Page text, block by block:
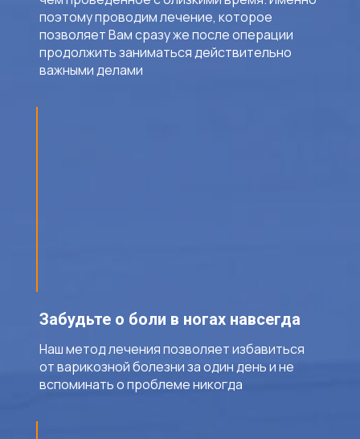
Забудьте о боли в ногах навсегда
Наш метод лечения позволяет избавиться
от варикозной болезни за один день и не
вспоминать о проблеме никогда
поэтому проводим лечение, которое
позволяет Вам сразу же после операции
продолжить заниматься действительно
важными делами